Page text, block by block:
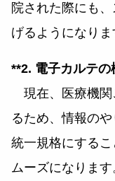
院された際にも
げるようになりま
**2. 電子カルテの
現在、医療機関
るため、情報の
統一規格にする
ムーズになりま